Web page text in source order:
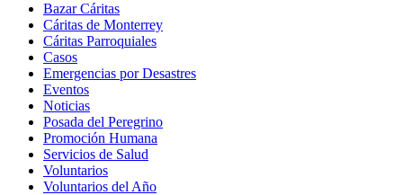
Bazar Cáritas
Cáritas de Monterrey
Cáritas Parroquiales
Casos
Emergencias por Desastres
Eventos
Noticias
Posada del Peregrino
Promoción Humana
Servicios de Salud
Voluntarios
Voluntarios del Año